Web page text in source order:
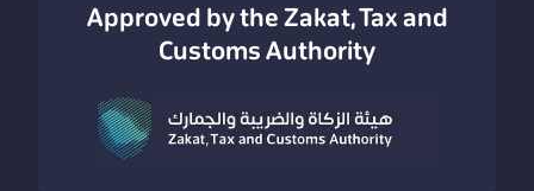
Approved by the Zakat, Tax and
Customs Authority